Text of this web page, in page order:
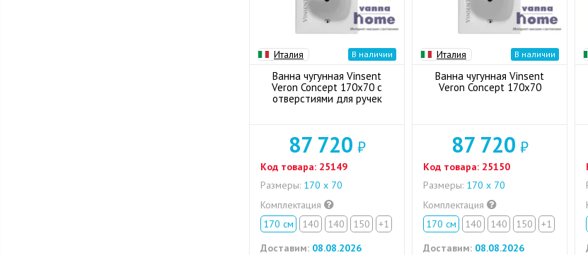
Италия В наличии
Ванна чугунная Vinsent
Veron Concept 170x70 с
отверстиями для ручек
87 720 ₽
Код товара: 25149
Размеры: 170 х 70
Комплектация
170 см
140 140 150
+1
Доставим: 08.08.2026
Италия В наличии
Ванна чугунная Vinsent
Veron Concept 170x70
87 720 ₽
Код товара: 25150
Размеры: 170 х 70
Комплектация
170 см
140 140 150
+1
Доставим: 08.08.2026